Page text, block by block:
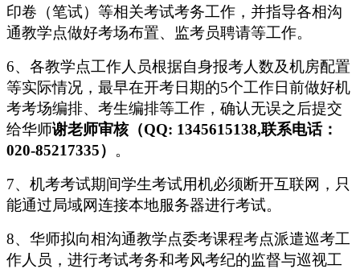
印卷（笔试）等相关考试考务工作，并指导各相沟
通教学点做好考场布置、监考员聘请等工作。
6、各教学点工作人员根据自身报考人数及机房配置
等实际情况，最早在开考日期的5个工作日前做好机
考考场编排、考生编排等工作，确认无误之后提交
给华师谢老师审核（QQ: 1345615138,联系电话：
020-85217335） 。
7、机考考试期间学生考试用机必须断开互联网，只
能通过局域网连接本地服务器进行考试。
8、 华师拟向相沟通教学点委考课程考点派遣巡考工
作人员，进行考试考务和考风考纪的监督与巡视工